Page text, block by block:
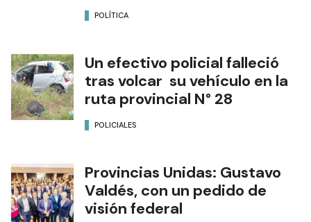
POLÍTICA
Un efectivo policial falleció
tras volcar su vehículo en la
ruta provincial N° 28
POLICIALES
Provincias Unidas: Gustavo
Valdés, con un pedido de
visión federal